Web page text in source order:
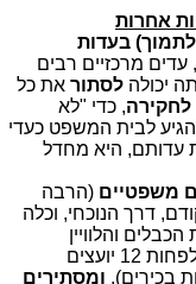
אחרות
לתמוך) בעדות
מרכזיים רבים
יכולה לסתור את כל
לחקירה, כדי "לא
לבית המשפט כעדי
עדותם, היא מחדל
משפטיים (הרבה
דרך הנוכחי, וכלה
והלוויין
, לפחות 12 יועצים
בכירים), ומסתירים